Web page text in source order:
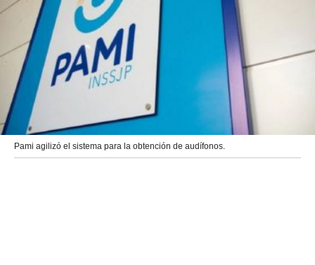
Pami agilizó el sistema para la obtención de audífonos.